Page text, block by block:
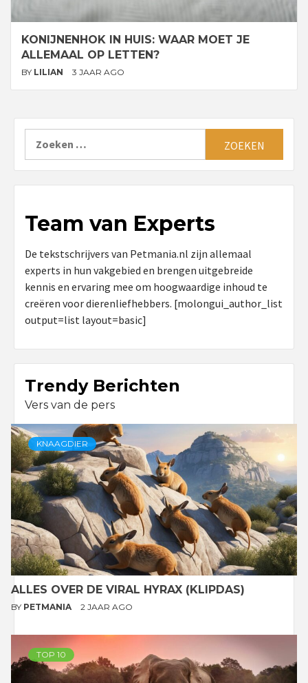
KONIJNENHOK IN HUIS: WAAR MOET JE
ALLEMAAL OP LETTEN?
BY LILIAN 3 JAAR AGO
naar:
Team van Experts
De tekstschrijvers van Petmania.nl zijn allemaal
experts in hun vakgebied en brengen uitgebreide
kennis en ervaring mee om hoogwaardige inhoud te
creëren voor dierenliefhebbers. [molongui_author_list
output=list layout=basic]
Trendy Berichten
Vers van de pers
KNAAGDIER
ALLES OVER DE VIRAL HYRAX (KLIPDAS)
BY PETMANIA 2 JAAR AGO
TOP 10